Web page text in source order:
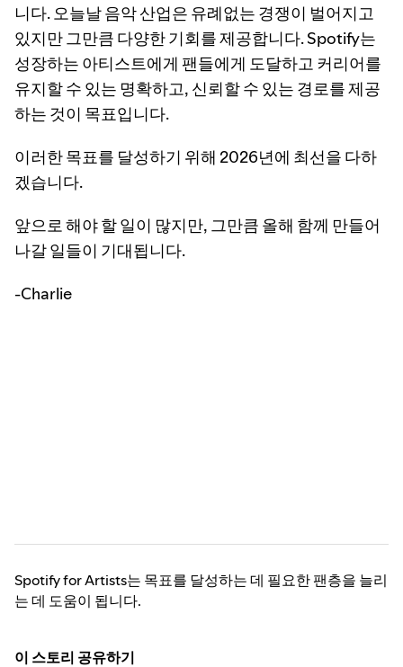
니다. 오늘날 음악 산업은 유례없는 경쟁이 벌어지고
있지만 그만큼 다양한 기회를 제공합니다. Spotify는
성장하는 아티스트에게 팬들에게 도달하고 커리어를
유지할 수 있는 명확하고, 신뢰할 수 있는 경로를 제공
하는 것이 목표입니다.
이러한 목표를 달성하기 위해 2026년에 최선을 다하
겠습니다.
앞으로 해야 할 일이 많지만, 그만큼 올해 함께 만들어
나갈 일들이 기대됩니다.
-Charlie
Spotify for Artists는 목표를 달성하는 데 필요한 팬층을 늘리
는 데 도움이 됩니다.
이 스토리 공유하기